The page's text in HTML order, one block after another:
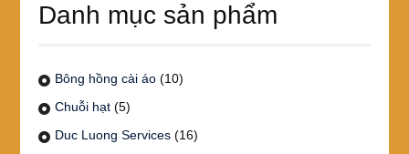
Danh mục sản phẩm
Bông hồng cài áo (10)
Chuỗi hạt (5)
Duc Luong Services (16)